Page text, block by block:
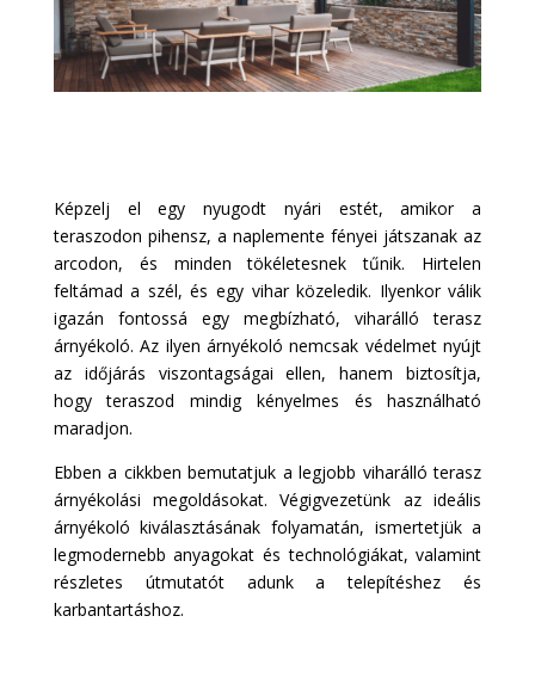
Képzelj el egy nyugodt nyári estét, amikor a
teraszodon pihensz, a naplemente fényei játszanak az
arcodon, és minden tökéletesnek tűnik. Hirtelen
feltámad a szél, és egy vihar közeledik. Ilyenkor válik
igazán fontossá egy megbízható, viharálló terasz
árnyékoló. Az ilyen árnyékoló nemcsak védelmet nyújt
az időjárás viszontagságai ellen, hanem biztosítja,
hogy teraszod mindig kényelmes és használható
maradjon.
Ebben a cikkben bemutatjuk a legjobb viharálló terasz
árnyékolási megoldásokat. Végigvezetünk az ideális
árnyékoló kiválasztásának folyamatán, ismertetjük a
legmodernebb anyagokat és technológiákat, valamint
részletes útmutatót adunk a telepítéshez és
karbantartáshoz.